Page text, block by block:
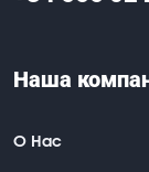
Наша
О Нас